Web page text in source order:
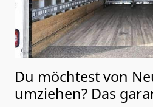
Du möchtest von
umziehen? Das